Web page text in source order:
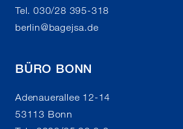
Tel. 030/28 395-318
berlin@bagejsa.de
BÜRO BONN
Adenauerallee 12-14
53113 Bonn